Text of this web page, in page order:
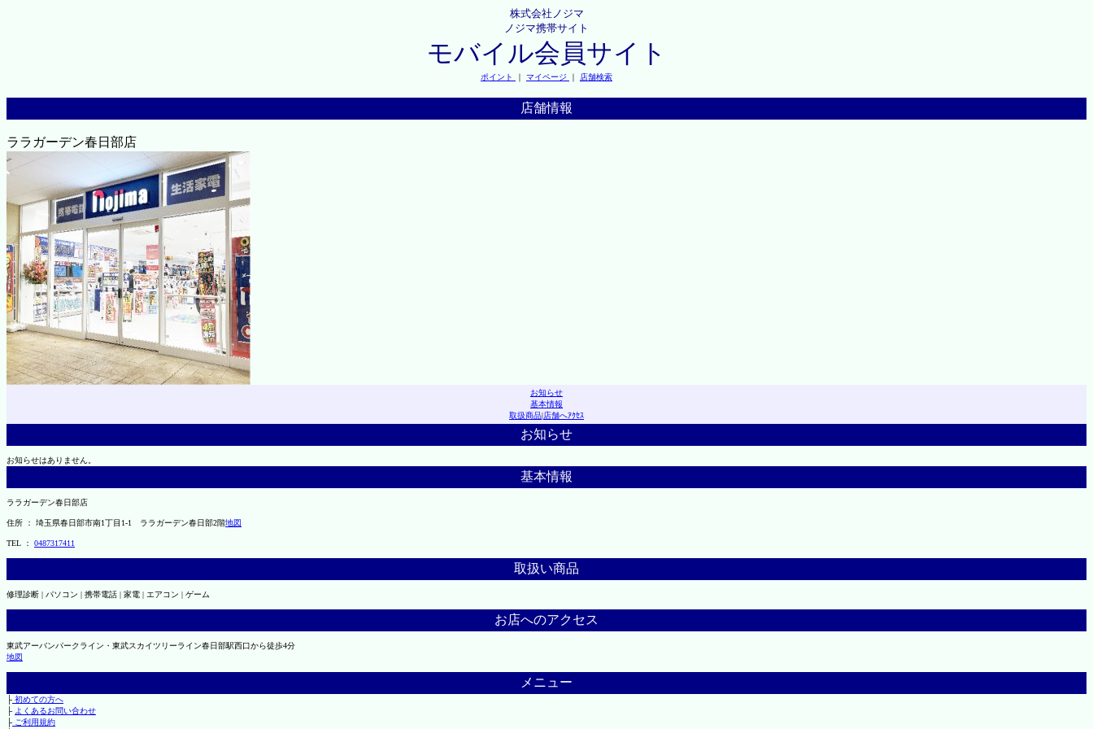
株式会社ノジマ
ノジマ携帯サイト
モバイル会員サイト
ポイント ｜ マイページ ｜ 店舗検索
店舗情報
ララガーデン春日部店
お知らせ
基本情報
取扱商品|店舗へｱｸｾｽ
お知らせ
お知らせはありません。
基本情報
ララガーデン春日部店
住所 ： 埼玉県春日部市南1丁目1-1 ララガーデン春日部2階地図
TEL ： 0487317411
取扱い商品
修理診断 | パソコン | 携帯電話 | 家電 | エアコン | ゲーム
お店へのアクセス
東武アーバンパークライン・東武スカイツリーライン春日部駅西口から徒歩4分
地図
メニュー
├初めての方へ
├ よくあるお問い合わせ
├ご利用規約